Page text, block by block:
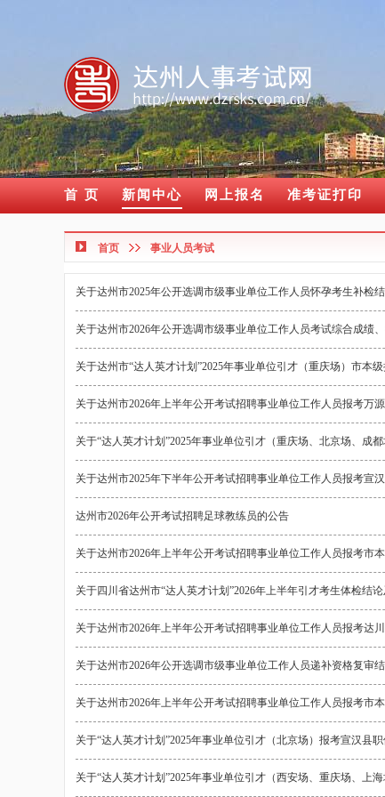
首 页 新闻中心 网上报名 准考证打印
首页 事业人员考试
关于达州市2025年公开选调市级事业单位工作人员怀孕考生补检
关于达州市2026年公开选调市级事业单位工作人员考试综合成绩
关于达州市“达人英才计划”2025年事业单位引才（重庆场）市本
关于达州市2026年上半年公开考试招聘事业单位工作人员报考万
关于“达人英才计划”2025年事业单位引才（重庆场、北京场、成
关于达州市2025年下半年公开考试招聘事业单位工作人员报考宣
达州市2026年公开考试招聘足球教练员的公告
关于达州市2026年上半年公开考试招聘事业单位工作人员报考市
关于四川省达州市“达人英才计划”2026年上半年引才考生体检结
关于达州市2026年上半年公开考试招聘事业单位工作人员报考达
关于达州市2026年公开选调市级事业单位工作人员递补资格复审
关于达州市2026年上半年公开考试招聘事业单位工作人员报考市
关于“达人英才计划”2025年事业单位引才（北京场）报考宣汉县
关于“达人英才计划”2025年事业单位引才（西安场、重庆场、上